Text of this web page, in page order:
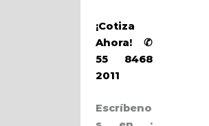
¡Cotiza
Ahora! ✆
55 8468
2011
Escríbeno